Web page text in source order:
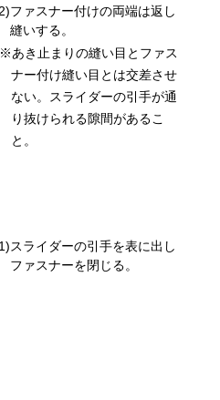
ファスナー付けの両端は返し
縫いする。
※あき止まりの縫い目とファス
ナー付け縫い目とは交差させ
ない。スライダーの引手が通
り抜けられる隙間があるこ
と。
スライダーの引手を表に出し
ファスナーを閉じる。